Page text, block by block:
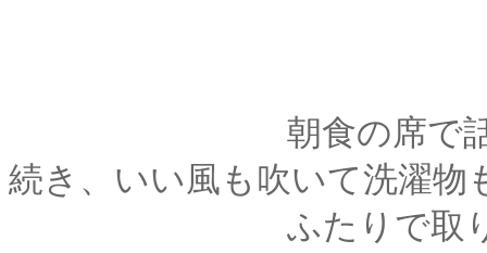
朝食の席で話したと
続き、いい風も吹いて洗濯物
ふたりで取り込んで